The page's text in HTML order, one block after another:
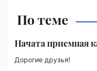
По теме
Начата приемная
Дорогие друзья!